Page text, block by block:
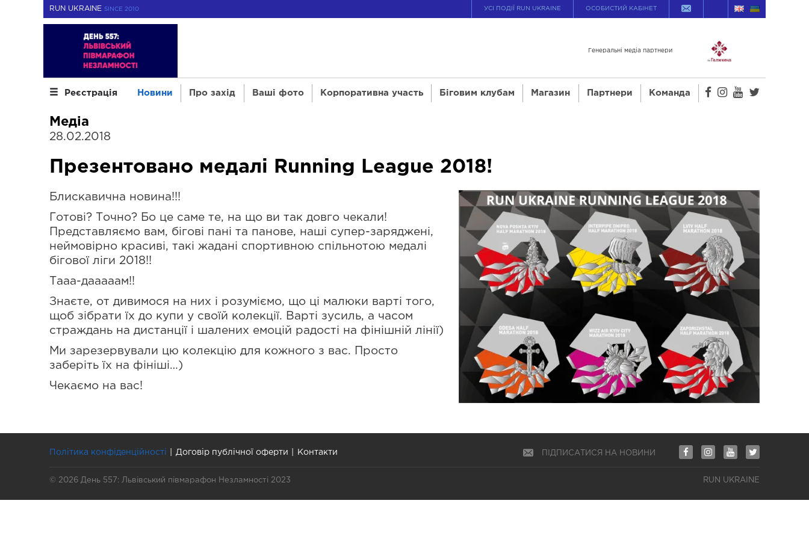
RUN UKRAINE SINCE 2010 УСІ ПОДІЇ RUN UKRAINE ОСОБИСТИЙ КАБІНЕТ
Генеральні медіа партнери
Реєстрація Новини Про захід Ваші фото Корпоративна участь Біговим клубам Магазин Партнери Команда
Медіа
28.02.2018
Презентовано медалі Running League 2018!
Блискавична новина!!!
Готові? Точно? Бо це саме те, на що ви так довго чекали!
Представляємо вам, бігові пані та панове, наші супер-заряджені,
неймовірно красиві, такі жадані спортивною спільнотою медалі
бігової ліги 2018!!
Тааа-дааааам!!
Знаєте, от дивимося на них і розуміємо, що ці малюки варті того,
щоб зібрати їх до купи у своїй колекції. Варті зусиль, а часом
страждань на дистанції і шалених емоцій радості на фінішній лінії)
Ми зарезервували цю колекцію для кожного з вас. Просто
заберіть їх на фініші…)
Чекаємо на вас!
Політика конфіденційності Договір публічної оферти Контакти ПІДПИСАТИСЯ НА НОВИНИ
© 2026 День 557: Львівський півмарафон Незламності 2023 RUN UKRAINE